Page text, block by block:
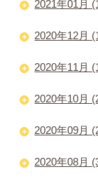
2021年01月
2020年12月
2020年11月
2020年10月
2020年09月
2020年08月